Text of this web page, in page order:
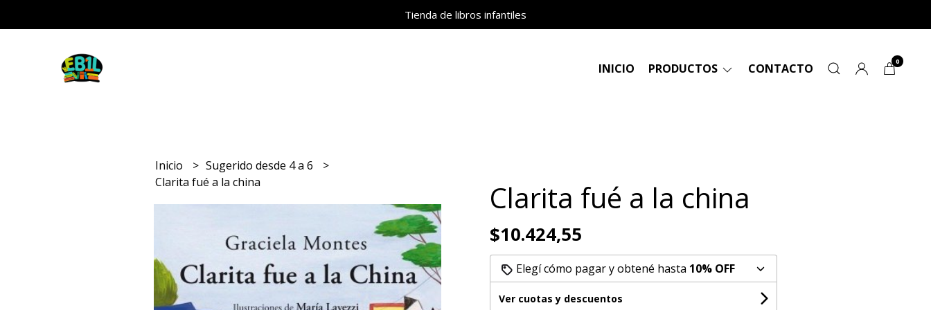
Tienda de libros infantiles
INICIO PRODUCTOS CONTACTO 0
Inicio
Sugerido desde 4 a 6
Clarita fué a la china
Clarita fué a la china
$10.424,55
Elegí cómo pagar y obtené hasta 10% OFF
Ver cuotas y descuentos